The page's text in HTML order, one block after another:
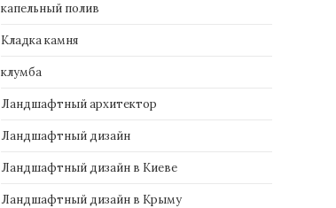
капельный полив
Кладка камня
клумба
Ландшафтный архитектор
Ландшафтный дизайн
Ландшафтный дизайн в Киеве
Ландшафтный дизайн в Крыму